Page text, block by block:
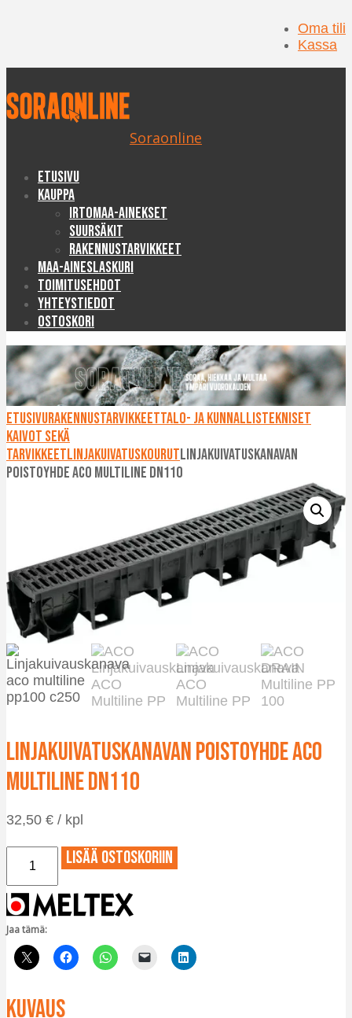
Oma tili
Kassa
Soraonline
Etusivu
Kauppa
Irtomaa-ainekset
Suursäkit
Rakennustarvikkeet
Maa-aineslaskuri
Toimitusehdot
Yhteystiedot
Ostoskori
EtusivuRakennustarvikkeetTalo- ja kunnallistekniset
kaivot sekä
tarvikkeetLinjakuivatuskourutLinjakuivatuskanavan
poistoyhde ACO Multiline DN110
Linjakuivatuskanavan poistoyhde ACO
Multiline DN110
32,50 € / kpl
Linjakuivatuskanavan
poistoyhde
ACO
Multiline
DN110
määrä
Lisää ostoskoriin
Jaa tämä:
Kuvaus